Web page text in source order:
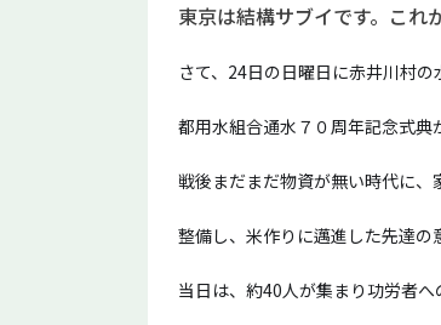
東京は結構サブイです。これ
さて、24日の日曜日に赤井川村
都用水組合通水７０周年記念式典
戦後まだまだ物資が無い時代に
整備し、米作りに邁進した先達の
当日は、約40人が集まり功労者